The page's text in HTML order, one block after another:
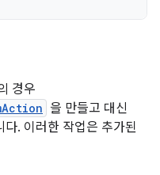
경우
을 만들고 대신
다. 이러한 작업은 추가된